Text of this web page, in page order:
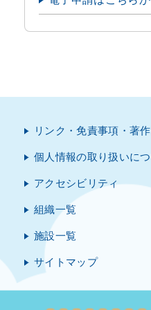
リンク・免責事項・著
個人情報の取り扱いに
アクセシビリティ
組織一覧
施設一覧
サイトマップ